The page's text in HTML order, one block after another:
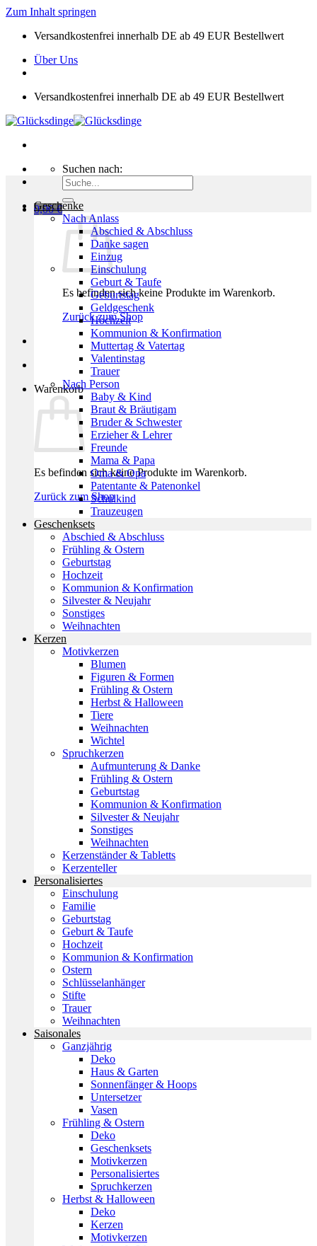
Zum Inhalt springen
Versandkostenfrei innerhalb DE ab 49 EUR Bestellwert
Über Uns
Versandkostenfrei innerhalb DE ab 49 EUR Bestellwert
Suchen nach:
0,00€
Es befinden sich keine Produkte im Warenkorb.
Zurück zum Shop
Warenkorb
Es befinden sich keine Produkte im Warenkorb.
Zurück zum Shop
Geschenke
Nach Anlass
Abschied & Abschluss
Danke sagen
Einzug
Einschulung
Geburt & Taufe
Geburtstag
Geldgeschenk
Hochzeit
Kommunion & Konfirmation
Muttertag & Vatertag
Valentinstag
Trauer
Nach Person
Baby & Kind
Braut & Bräutigam
Bruder & Schwester
Erzieher & Lehrer
Freunde
Mama & Papa
Oma & Opa
Patentante & Patenonkel
Schulkind
Trauzeugen
Geschenksets
Abschied & Abschluss
Frühling & Ostern
Geburtstag
Hochzeit
Kommunion & Konfirmation
Silvester & Neujahr
Sonstiges
Weihnachten
Kerzen
Motivkerzen
Blumen
Figuren & Formen
Frühling & Ostern
Herbst & Halloween
Tiere
Weihnachten
Wichtel
Spruchkerzen
Aufmunterung & Danke
Frühling & Ostern
Geburtstag
Kommunion & Konfirmation
Silvester & Neujahr
Sonstiges
Weihnachten
Kerzenständer & Tabletts
Kerzenteller
Personalisiertes
Einschulung
Familie
Geburtstag
Geburt & Taufe
Hochzeit
Kommunion & Konfirmation
Ostern
Schlüsselanhänger
Stifte
Trauer
Weihnachten
Saisonales
Ganzjährig
Deko
Haus & Garten
Sonnenfänger & Hoops
Untersetzer
Vasen
Frühling & Ostern
Deko
Geschenksets
Motivkerzen
Personalisiertes
Spruchkerzen
Herbst & Halloween
Deko
Kerzen
Motivkerzen